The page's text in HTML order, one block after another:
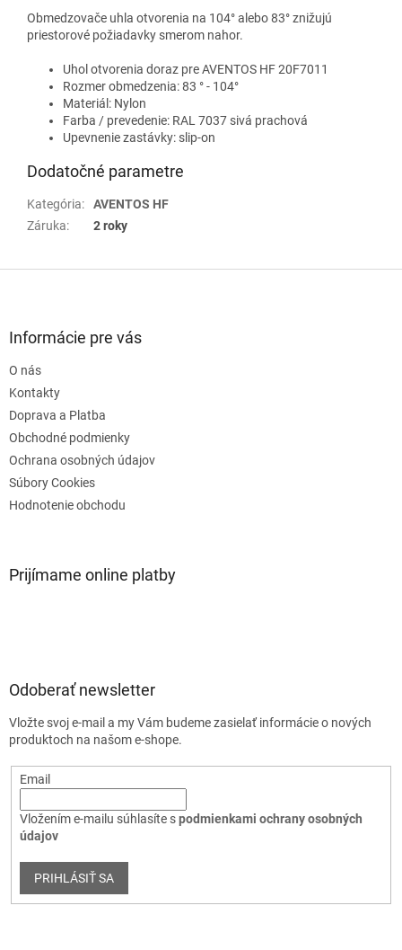
Obmedzovače uhla otvorenia na 104° alebo 83° znižujú
priestorové požiadavky smerom nahor.
Uhol otvorenia doraz pre AVENTOS HF 20F7011
Rozmer obmedzenia: 83 ° - 104°
Materiál: Nylon
Farba / prevedenie: RAL 7037 sivá prachová
Upevnenie zastávky: slip-on
Dodatočné parametre
Kategória:
AVENTOS HF
Záruka: 2 roky
Informácie pre vás
O nás
Kontakty
Doprava a Platba
Obchodné podmienky
Ochrana osobných údajov
Súbory Cookies
Hodnotenie obchodu
Prijímame online platby
Odoberať newsletter
Vložte svoj e-mail a my Vám budeme zasielať informácie o nových
produktoch na našom e-shope.
Email
Vložením e-mailu súhlasíte spodmienkami ochrany osobných
údajov
PRIHLÁSIŤ SA